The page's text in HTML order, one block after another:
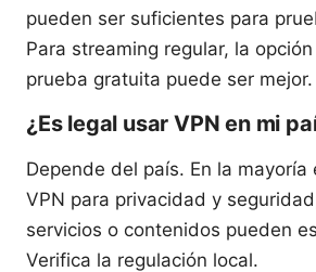
pueden ser suficientes para
Para streaming regular, la
prueba gratuita puede ser mejor.
¿Es legal usar VPN en mi
Depende del país. En la mayoría
VPN para privacidad y
servicios o contenidos pueden
Verifica la regulación local.